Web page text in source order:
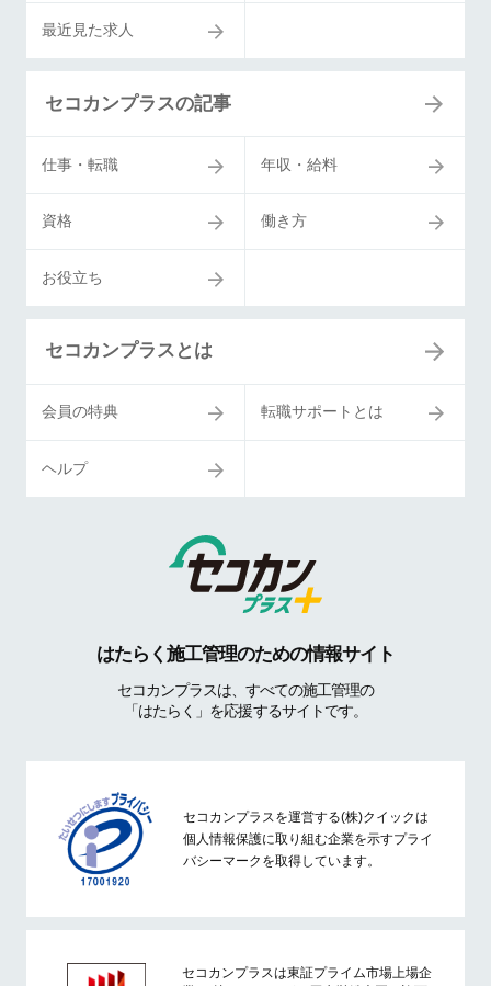
最近見た求人
セコカンプラスの記事
仕事・転職 年収・給料
資格 働き方
お役立ち
セコカンプラスとは
会員の特典 転職サポートとは
ヘルプ
はたらく施工管理のための情報サイト
セコカンプラスは、すべての施工管理の
「はたらく」を応援するサイトです。
セコカンプラスを運営する(株)クイックは
個人情報保護に取り組む企業を示すプライ
バシーマークを取得しています。
セコカンプラスは東証プライム市場上場企